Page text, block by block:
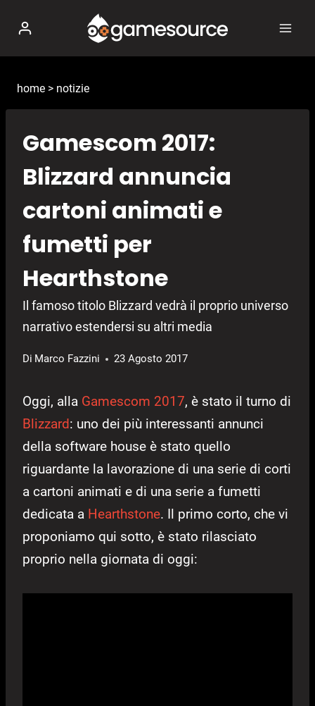
contenuto
home > notizie
Gamescom 2017:
Blizzard annuncia
cartoni animati e
fumetti per
Hearthstone
Il famoso titolo Blizzard vedrà il proprio universo
narrativo estendersi su altri media
Di Marco Fazzini 23 Agosto 2017
Oggi, alla Gamescom 2017, è stato il turno di
Blizzard: uno dei più interessanti annunci
della software house è stato quello
riguardante la lavorazione di una serie di corti
a cartoni animati e di una serie a fumetti
dedicata a Hearthstone. Il primo corto, che vi
proponiamo qui sotto, è stato rilasciato
proprio nella giornata di oggi: